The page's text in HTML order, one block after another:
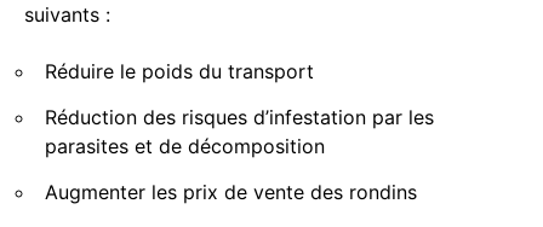
suivants :
Réduire le poids du transport
Réduction des risques d’infestation par les
parasites et de décomposition
Augmenter les prix de vente des rondins